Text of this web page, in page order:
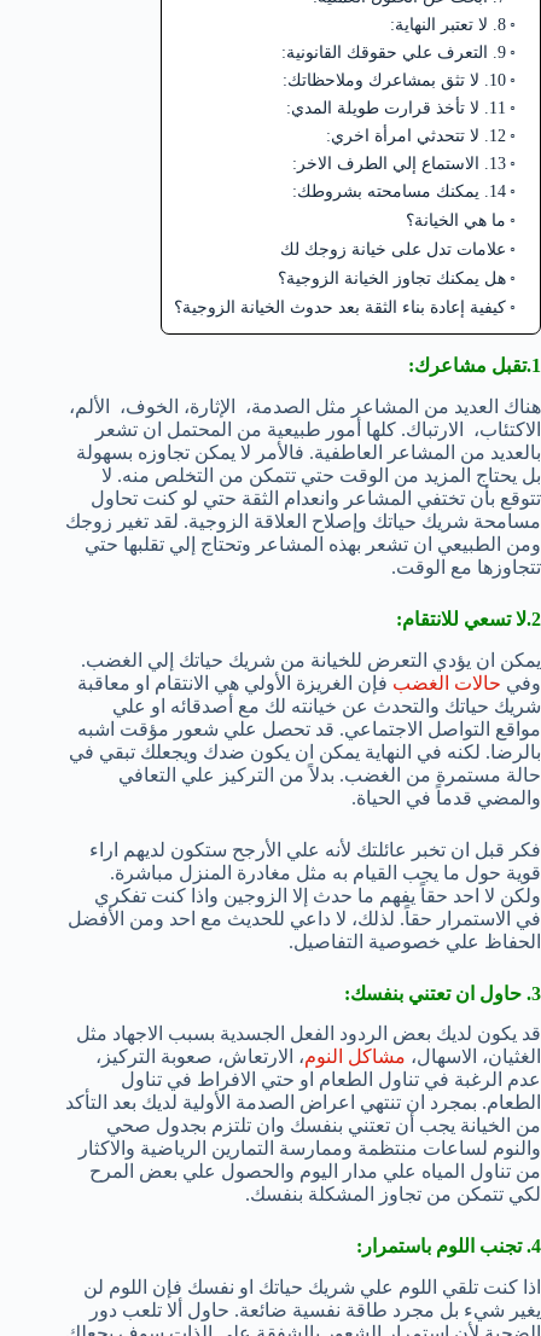
8. لا تعتبر النهاية:
9. التعرف علي حقوقك القانونية:
10. لا تثق بمشاعرك وملاحظاتك:
11. لا تأخذ قرارت طويلة المدي:
12. لا تتحدثي امرأة اخري:
13. الاستماع إلي الطرف الاخر:
14. يمكنك مسامحته بشروطك:
ما هي الخيانة؟
علامات تدل على خيانة زوجك لك
هل يمكنك تجاوز الخيانة الزوجية؟
كيفية إعادة بناء الثقة بعد حدوث الخيانة الزوجية؟
1.تقبل مشاعرك:
هناك العديد من المشاعر مثل الصدمة، الإثارة، الخوف، الألم،
الاكتئاب، الارتباك. كلها أمور طبيعية من المحتمل ان تشعر
بالعديد من المشاعر العاطفية. فالأمر لا يمكن تجاوزه بسهولة
بل يحتاج المزيد من الوقت حتي تتمكن من التخلص منه. لا
تتوقع بأن تختفي المشاعر وانعدام الثقة حتي لو كنت تحاول
مسامحة شريك حياتك وإصلاح العلاقة الزوجية. لقد تغير زوجك
ومن الطبيعي ان تشعر بهذه المشاعر وتحتاج إلي تقلبها حتي
تتجاوزها مع الوقت.
2.لا تسعي للانتقام:
يمكن ان يؤدي التعرض للخيانة من شريك حياتك إلي الغضب.
وفي حالات الغضب فإن الغريزة الأولي هي الانتقام او معاقبة
شريك حياتك والتحدث عن خيانته لك مع أصدقائه او علي
مواقع التواصل الاجتماعي. قد تحصل علي شعور مؤقت اشبه
بالرضا. لكنه في النهاية يمكن ان يكون ضدك ويجعلك تبقي في
حالة مستمرة من الغضب. بدلاً من التركيز علي التعافي
والمضي قدماً في الحياة.
فكر قبل ان تخبر عائلتك لأنه علي الأرجح ستكون لديهم اراء
قوية حول ما يجب القيام به مثل مغادرة المنزل مباشرة.
ولكن لا احد حقاً يفهم ما حدث إلا الزوجين واذا كنت تفكري
في الاستمرار حقاً. لذلك، لا داعي للحديث مع احد ومن الأفضل
الحفاظ علي خصوصية التفاصيل.
3. حاول ان تعتني بنفسك:
قد يكون لديك بعض الردود الفعل الجسدية بسبب الاجهاد مثل
الغثيان، الاسهال، مشاكل النوم، الارتعاش، صعوبة التركيز،
عدم الرغبة في تناول الطعام او حتي الافراط في تناول
الطعام. بمجرد ان تنتهي اعراض الصدمة الأولية لديك بعد التأكد
من الخيانة يجب أن تعتني بنفسك وان تلتزم بجدول صحي
والنوم لساعات منتظمة وممارسة التمارين الرياضية والاكثار
من تناول المياه علي مدار اليوم والحصول علي بعض المرح
لكي تتمكن من تجاوز المشكلة بنفسك.
4. تجنب اللوم باستمرار:
اذا كنت تلقي اللوم علي شريك حياتك او نفسك فإن اللوم لن
يغير شيء بل مجرد طاقة نفسية ضائعة. حاول ألا تلعب دور